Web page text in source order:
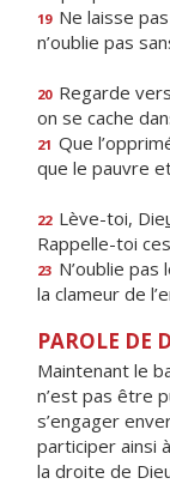
19 Ne laisse
n’oublie pas
20 Regarde vers
on se cache
21 Que
que le pauvre
22 Lève-toi, Die
Rappelle-toi
23 N’oublie
la clameur de
PAROLE DE
Maintenant le
n’est pas être
s’engager
participer ainsi
la droite de